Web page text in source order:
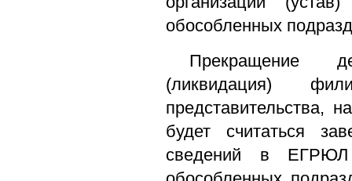
обособленных
Прекращение
(ликвидация)
представительства,
будет считаться
сведений в ЕГРЮЛ